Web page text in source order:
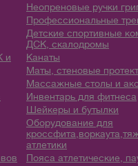
Неопреновые ручки
Профессиональные
Детские спортивные
ДСК, скалодромы
и
Канаты
Маты, стеновые
Массажные столы и
Инвентарь для фитнеса
Шейкеры и бутылки
Оборудование для
атлетики
Пояса атлетические,